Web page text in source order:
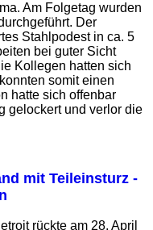
Am Folgetag wurden
Der
Stahlpodest in ca. 5
bei guter Sicht
Kollegen hatten sich
somit einen
hatte sich offenbar
gelockert und verlor die
mit Teileinsturz -
rückte am 28. April